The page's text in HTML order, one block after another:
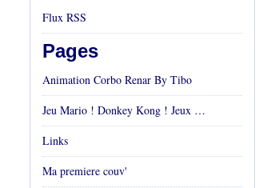
Flux RSS
Pages
Animation Corbo Renar By Tibo
Jeu Mario ! Donkey Kong ! Jeux vidéos Rétro !
Links
Ma premiere couv'